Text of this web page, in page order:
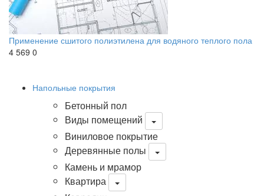
Применение сшитого полиэтилена для водяного теплого пола
4 569 0
Напольные покрытия
Бетонный пол
Виды помещений
Виниловое покрытие
Деревянные полы
Камень и мрамор
Квартира